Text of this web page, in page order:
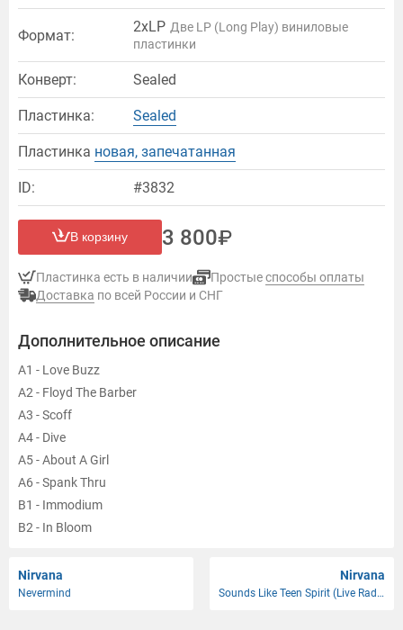
Формат: 2xLP Две LP (Long Play) виниловые
пластинки
Конверт: Sealed
Пластинка: Sealed
Пластинка новая, запечатанная
ID: #3832
В корзину 3 800
Пластинка есть в наличии Простыеспособы оплаты
Доставка по всей России и СНГ
Дополнительное описание
A1 - Love Buzz
A2 - Floyd The Barber
A3 - Scoff
A4 - Dive
A5 - About A Girl
A6 - Spank Thru
B1 - Immodium
B2 - In Bloom
B4 - Been A Son
B5 - Negative Creep
Nirvana
Nevermind
Nirvana
Sounds Like Teen Spirit (Live Radio Broadcast)